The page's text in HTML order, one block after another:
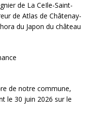
de La CeIle-Saint-
de Atlas de Châtenay-
du Japon du château
de notre commune,
le 30 juin 2026 sur le